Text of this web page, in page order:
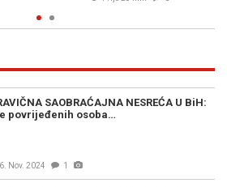
Puhovski objasnio zašto je to
bezopasna iluzija za Zapadni
Balkan!
SAOBRAĆAJNA NESREĆA U BiH:
povrijeđenih osoba…
Nov. 2024 1